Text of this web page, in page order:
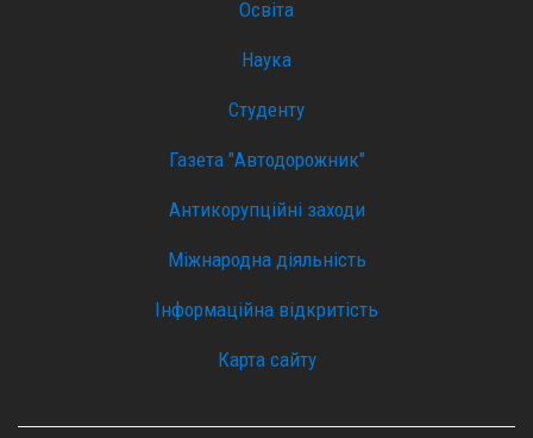
Освіта
Наука
Студенту
Газета "Автодорожник"
Антикорупційні заходи
Міжнародна діяльність
Інформаційна відкритість
Карта сайту